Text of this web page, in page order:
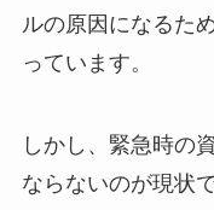
ルの原因になるた
っています。
しかし、緊急時の
ならないのが現状で